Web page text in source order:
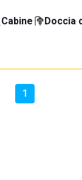
Cabine· Doccia
1